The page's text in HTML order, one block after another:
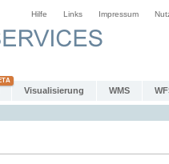
Hilfe Links Impressum
Visualisierung WMS